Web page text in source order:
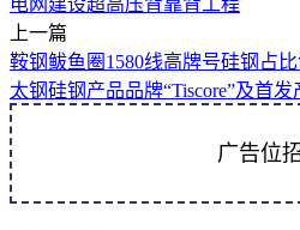
上一篇
鞍钢鲅鱼圈1580线高牌号硅钢占
太钢硅钢产品品牌“Tiscore”及首发
广告位